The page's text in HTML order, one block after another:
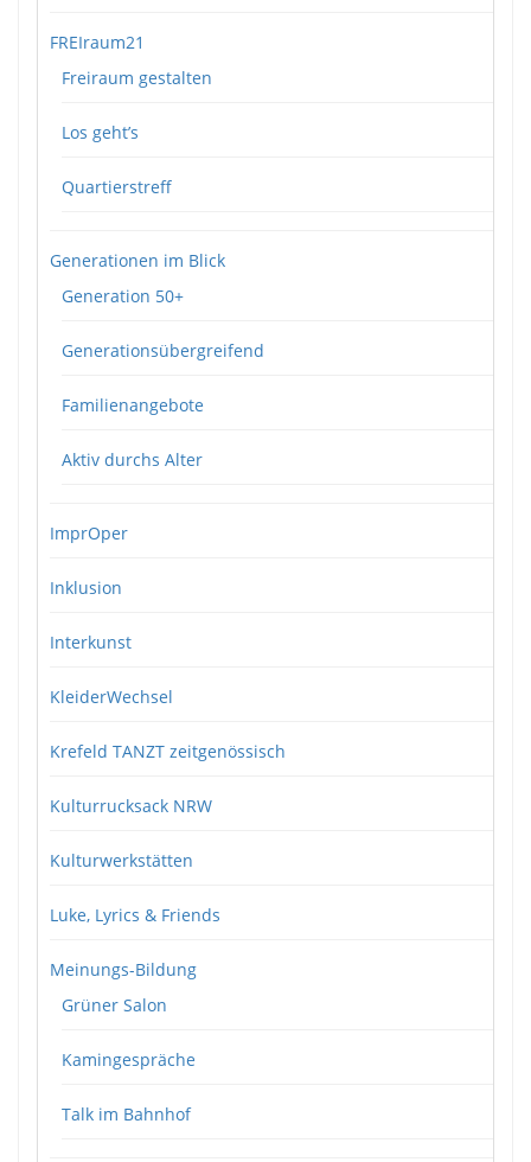
FREIraum21
Freiraum gestalten
Los geht’s
Quartierstreff
Generationen im Blick
Generation 50+
Generationsübergreifend
Familienangebote
Aktiv durchs Alter
ImprOper
Inklusion
Interkunst
KleiderWechsel
Krefeld TANZT zeitgenössisch
Kulturrucksack NRW
Kulturwerkstätten
Luke, Lyrics & Friends
Meinungs-Bildung
Grüner Salon
Kamingespräche
Talk im Bahnhof